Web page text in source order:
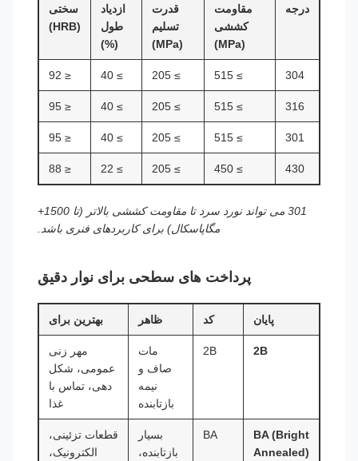
درجه
مقاومت
کششی
(MPa)
قدرت
تسلیم
(MPa)
ازدیاد
طول
(%)
سختی
(HRB)
304
≥ 515
≥ 205
≥ 40
≤ 92
316
≥ 515
≥ 205
≥ 40
≤ 95
301
≥ 515
≥ 205
≥ 40
≤ 95
430
≥ 450
≥ 205
≥ 22
≤ 88
301 می تواند نورد سرد تا مقاومت کششی بالاتر (تا 1500+
مگاپاسکال) برای کاربردهای فنری باشد.
پرداخت های سطحی برای نوار دقیق
پایان کد ظاهر بهترین برای
2B
2B
مات
صاف و
نیمه
بازتابنده
مهر زنی
عمومی، شکل
دهی، تماس با
غذا
BA (Bright
Annealed)
BA
بسیار
بازتابنده،
قطعات تزئینی،
الکترونیک،